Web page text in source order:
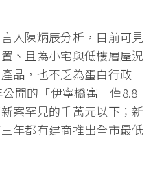
人陳炳辰分析，目前可見
、且為小宅與低樓層屋況
品，也不乏為蛋白行政
開的「伊寧橋寓」僅8.8
案罕見的千萬元以下；新
年都有建商推出全市最低